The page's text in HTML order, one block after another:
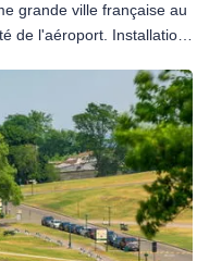
grande ville française au
de l'aéroport. Installation.